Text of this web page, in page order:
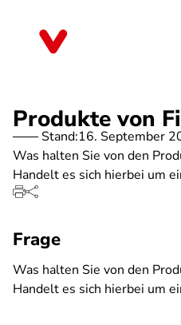
Produkte von
Stand:16. September
Was halten Sie von den
Handelt es sich hierbei um
Frage
Was halten Sie von den
Handelt es sich hierbei um